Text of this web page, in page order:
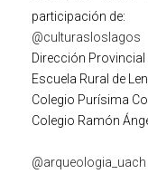
participación de:
@culturasloslagos
Dirección Provincial
Escuela Rural de
Colegio Purísima
Colegio Ramón
@arqueologia_uach